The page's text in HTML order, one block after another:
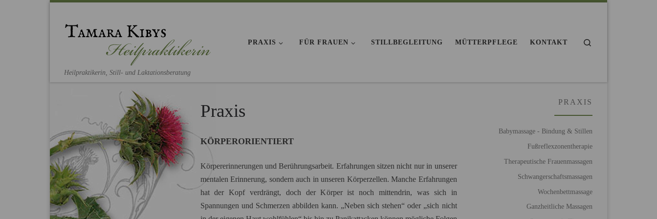
Heilpraktikerin, Still- und Laktationsberatung
PRAXIS FÜR FRAUEN STILLBEGLEITUNG MÜTTERPFLEGE KONTAKT
Praxis
KÖRPERORIENTIERT
Körpererinnerungen und Berührungsarbeit. Erfahrungen sitzen nicht nur in unserer
mentalen Erinnerung, sondern auch in unseren Körperzellen. Manche Erfahrungen
hat der Kopf verdrängt, doch der Körper ist noch mittendrin, was sich in
Spannungen und Schmerzen abbilden kann. „Neben sich stehen“ oder „sich nicht
PRAXIS
Babymassage - Bindung & Stillen
Fußreflexzonentherapie
Therapeutische Frauenmassagen
Schwangerschaftsmassagen
Wochenbettmassage
Ganzheitliche Massagen